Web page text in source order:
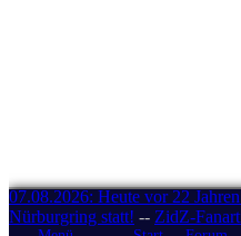
07.08.2026: Heute vor 22
Nürburgring statt! -- ZidZ-